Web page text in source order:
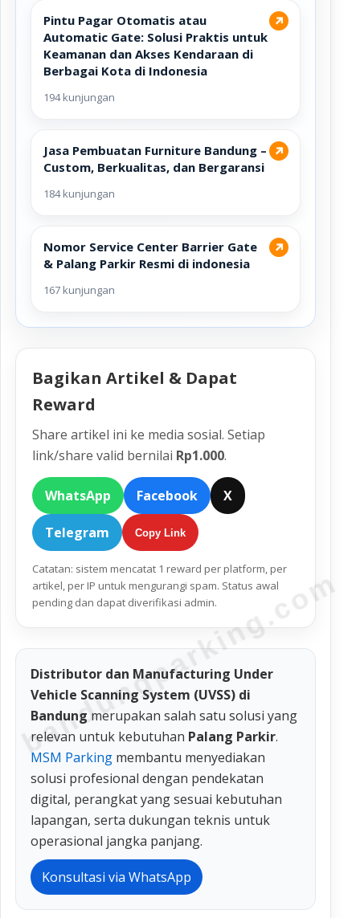
↗
Pintu Pagar Otomatis atau
Automatic Gate: Solusi Praktis untuk
Keamanan dan Akses Kendaraan di
Berbagai Kota di Indonesia
194 kunjungan
↗
Jasa Pembuatan Furniture Bandung –
Custom, Berkualitas, dan Bergaransi
184 kunjungan
↗
Nomor Service Center Barrier Gate
& Palang Parkir Resmi di indonesia
167 kunjungan
Bagikan Artikel & Dapat
Reward
Share artikel ini ke media sosial. Setiap
link/share valid bernilai Rp1.000.
WhatsApp Facebook X
Telegram Copy Link
Catatan: sistem mencatat 1 reward per platform, per
artikel, per IP untuk mengurangi spam. Status awal
pending dan dapat diverifikasi admin.
Distributor dan Manufacturing Under
Vehicle Scanning System (UVSS) di
Bandung merupakan salah satu solusi yang
relevan untuk kebutuhan Palang Parkir.
MSM Parking membantu menyediakan
solusi profesional dengan pendekatan
digital, perangkat yang sesuai kebutuhan
lapangan, serta dukungan teknis untuk
operasional jangka panjang.
Konsultasi via WhatsApp
bandungparking.com